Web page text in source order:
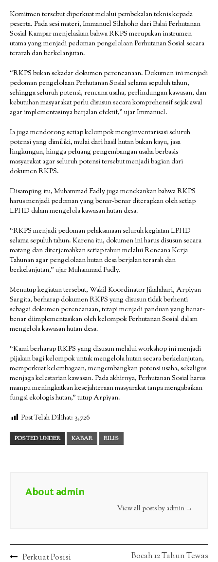
Komitmen tersebut diperkuat melalui pembekalan teknis kepada
peserta. Pada sesi materi, Immanuel Silahoho dari Balai Perhutanan
Sosial Kampar menjelaskan bahwa RKPS merupakan instrumen
utama yang menjadi pedoman pengelolaan Perhutanan Sosial secara
terarah dan berkelanjutan.
“RKPS bukan sekadar dokumen perencanaan. Dokumen ini menjadi
pedoman pengelolaan Perhutanan Sosial selama sepuluh tahun,
sehingga seluruh potensi, rencana usaha, perlindungan kawasan, dan
kebutuhan masyarakat perlu disusun secara komprehensif sejak awal
agar implementasinya berjalan efektif,” ujar Immanuel.
Ia juga mendorong setiap kelompok menginventarisasi seluruh
potensi yang dimiliki, mulai dari hasil hutan bukan kayu, jasa
lingkungan, hingga peluang pengembangan usaha berbasis
masyarakat agar seluruh potensi tersebut menjadi bagian dari
dokumen RKPS.
Disamping itu, Muhammad Fadly juga menekankan bahwa RKPS
harus menjadi pedoman yang benar-benar diterapkan oleh setiap
LPHD dalam mengelola kawasan hutan desa.
“RKPS menjadi pedoman pelaksanaan seluruh kegiatan LPHD
selama sepuluh tahun. Karena itu, dokumen ini harus disusun secara
matang dan diterjemahkan setiap tahun melalui Rencana Kerja
Tahunan agar pengelolaan hutan desa berjalan terarah dan
berkelanjutan,” ujar Muhammad Fadly.
Menutup kegiatan tersebut, Wakil Koordinator Jikalahari, Arpiyan
Sargita, berharap dokumen RKPS yang disusun tidak berhenti
sebagai dokumen perencanaan, tetapi menjadi panduan yang benar-
benar diimplementasikan oleh kelompok Perhutanan Sosial dalam
mengelola kawasan hutan desa.
“Kami berharap RKPS yang disusun melalui workshop ini menjadi
pijakan bagi kelompok untuk mengelola hutan secara berkelanjutan,
memperkuat kelembagaan, mengembangkan potensi usaha, sekaligus
menjaga kelestarian kawasan. Pada akhirnya, Perhutanan Sosial harus
mampu meningkatkan kesejahteraan masyarakat tanpa mengabaikan
fungsi ekologis hutan,” tutup Arpiyan.
Post Telah Dilihat: 3,726
POSTED UNDER KABAR RILIS
About admin
View all posts by admin →
PostPerkuat Posisi
Bocah 12 Tahun Tewas